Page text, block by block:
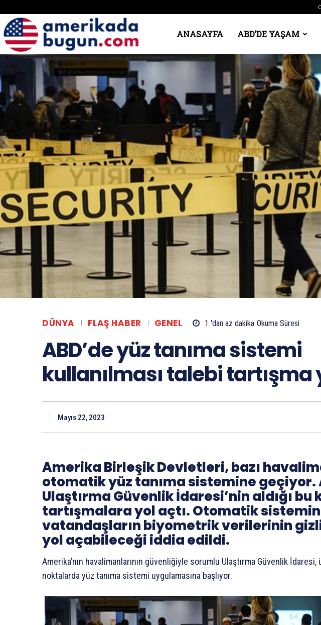
Amerika’daANASAYFA ABD’DE YAŞAM
DÜNYA FLAŞ HABER GENEL 1 'dan az dakika Okuma Süresi
ABD’de yüz tanıma sistemi
kullanılması talebi tartışma
Mayıs 22, 2023
Amerika Birleşik Devletleri, bazı
otomatik yüz tanıma sistemine geçiyor.
Ulaştırma Güvenlik İdaresi’nin aldığı bu
tartışmalara yol açtı. Otomatik sistemin
vatandaşların biyometrik verilerinin
yol açabileceği iddia edildi.
Amerika’nın havalimanlarının güvenliğiyle sorumlu Ulaştırma Güvenlik
noktalarda yüz tanıma sistemi uygulamasına başlıyor.